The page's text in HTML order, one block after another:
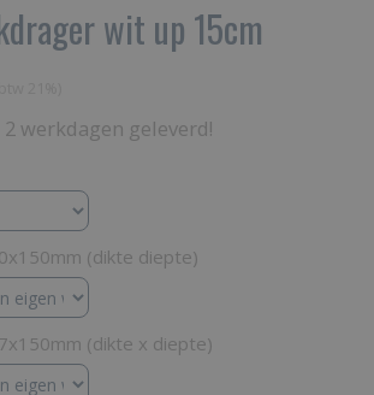
wit up 15cm
werkdagen geleverd!
(dikte diepte)
(dikte x diepte)